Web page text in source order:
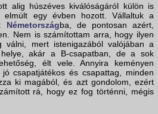
alig húszéves kiválóságáról külön is
elmúlt egy évben hozott. Vállaltuk a
Németországba, de pontosan azért,
Nem is számítottam arra, hogy ilyen
válni, mert istenigazából valójában a
akár a B-csapatban, de a sok
élt vele. Annyira keményen
csapatjátékos és csapattag, minden
ki magából, és azt gondolom, ezért
rá, hogy ez fog történni, mégis